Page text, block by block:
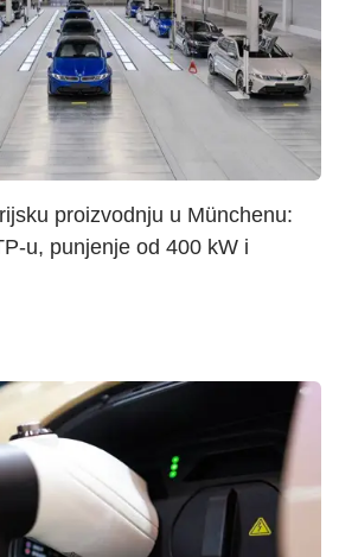
proizvodnju u Münchenu:
u, punjenje od 400 kW i